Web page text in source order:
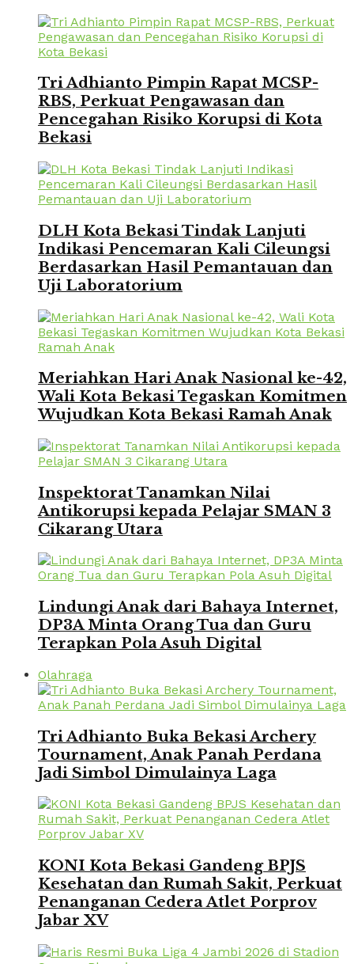
Tri Adhianto Pimpin Rapat MCSP-
RBS, Perkuat Pengawasan dan
Pencegahan Risiko Korupsi di Kota
Bekasi
DLH Kota Bekasi Tindak Lanjuti
Indikasi Pencemaran Kali Cileungsi
Berdasarkan Hasil Pemantauan dan
Uji Laboratorium
Meriahkan Hari Anak Nasional ke-42,
Wali Kota Bekasi Tegaskan Komitmen
Wujudkan Kota Bekasi Ramah Anak
Inspektorat Tanamkan Nilai
Antikorupsi kepada Pelajar SMAN 3
Cikarang Utara
Lindungi Anak dari Bahaya Internet,
DP3A Minta Orang Tua dan Guru
Terapkan Pola Asuh Digital
Olahraga
Tri Adhianto Buka Bekasi Archery
Tournament, Anak Panah Perdana
Jadi Simbol Dimulainya Laga
KONI Kota Bekasi Gandeng BPJS
Kesehatan dan Rumah Sakit, Perkuat
Penanganan Cedera Atlet Porprov
Jabar XV